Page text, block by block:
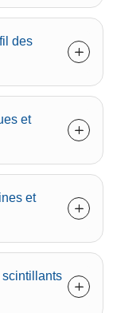
des
et
et